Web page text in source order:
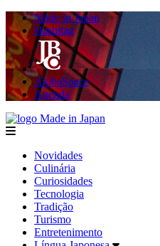
Made in Japan
Hashitag
AkibaSpace
Agenda
menu
Novidades
Culinária
Curiosidades
Tecnologia
Tradição
Turismo
Entretenimento